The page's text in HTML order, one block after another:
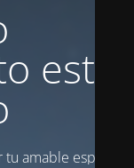
está
amable espera